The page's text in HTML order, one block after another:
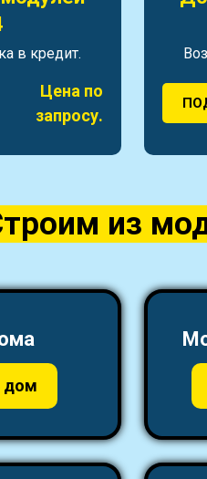
в кредит.
Цена по
запросу.
из
дом